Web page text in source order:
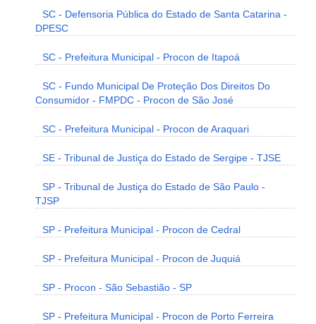
SC - Defensoria Pública do Estado de Santa Catarina -
DPESC
SC - Prefeitura Municipal - Procon de Itapoá
SC - Fundo Municipal De Proteção Dos Direitos Do
Consumidor - FMPDC - Procon de São José
SC - Prefeitura Municipal - Procon de Araquari
SE - Tribunal de Justiça do Estado de Sergipe - TJSE
SP - Tribunal de Justiça do Estado de São Paulo -
TJSP
SP - Prefeitura Municipal - Procon de Cedral
SP - Prefeitura Municipal - Procon de Juquiá
SP - Procon - São Sebastião - SP
SP - Prefeitura Municipal - Procon de Porto Ferreira